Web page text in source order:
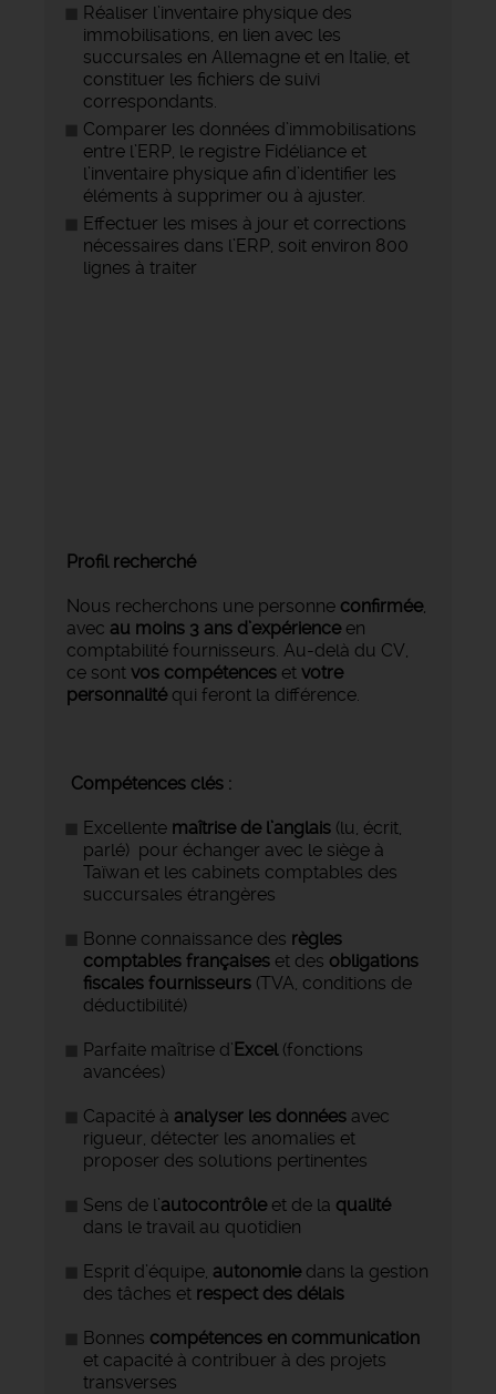
Réaliser l’inventaire physique des
immobilisations, en lien avec les
succursales en Allemagne et en Italie, et
constituer les fichiers de suivi
correspondants.
Comparer les données d’immobilisations
entre l’ERP, le registre Fidéliance et
l’inventaire physique afin d’identifier les
éléments à supprimer ou à ajuster.
Effectuer les mises à jour et corrections
nécessaires dans l’ERP, soit environ 800
lignes à traiter
Profil recherché
Nous recherchons une personne confirmée,
avec au moins 3 ans d’expérienceen
comptabilité fournisseurs. Au-delà du CV,
ce sont vos compétences et votre
personnalitéqui feront la différence.
Compétences clés :
Excellente maîtrise de l’anglais (lu, écrit,
parlé) pour échanger avec le siège à
Taïwan et les cabinets comptables des
succursales étrangères
Bonne connaissance des règles
comptables françaises et des obligations
fiscales fournisseurs (TVA, conditions de
déductibilité)
Parfaite maîtrise d’ Excel(fonctions
avancées)
Capacité à analyser les données avec
rigueur, détecter les anomalies et
proposer des solutions pertinentes
Sens de l’autocontrôleet de la qualité
dans le travail au quotidien
Esprit d’équipe, autonomiedans la gestion
des tâches et respect des délais
Bonnes compétences en communication
et capacité à contribuer à des projets
transverses